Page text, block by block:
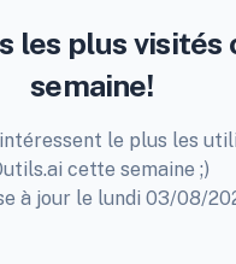
les plus visités
semaine!
le plus les
cette semaine ;)
à jour le lundi 03/08/